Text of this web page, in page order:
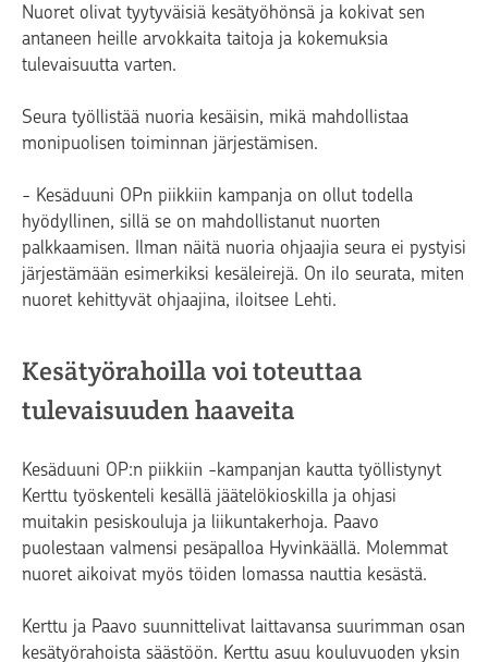
Nuoret olivat tyytyväisiä kesätyöhönsä ja kokivat sen
antaneen heille arvokkaita taitoja ja kokemuksia
tulevaisuutta varten.
Seura työllistää nuoria kesäisin, mikä mahdollistaa
monipuolisen toiminnan järjestämisen.
- Kesäduuni OPn piikkiin kampanja on ollut todella
hyödyllinen, sillä se on mahdollistanut nuorten
palkkaamisen. Ilman näitä nuoria ohjaajia seura ei pystyisi
järjestämään esimerkiksi kesäleirejä. On ilo seurata, miten
nuoret kehittyvät ohjaajina, iloitsee Lehti.
Kesätyörahoilla voi toteuttaa
tulevaisuuden haaveita
Kesäduuni OP:n piikkiin -kampanjan kautta työllistynyt
Kerttu työskenteli kesällä jäätelökioskilla ja ohjasi
muitakin pesiskouluja ja liikuntakerhoja. Paavo
puolestaan valmensi pesäpalloa Hyvinkäällä. Molemmat
nuoret aikoivat myös töiden lomassa nauttia kesästä.
Kerttu ja Paavo suunnittelivat laittavansa suurimman osan
kesätyörahoista säästöön. Kerttu asuu kouluvuoden yksin